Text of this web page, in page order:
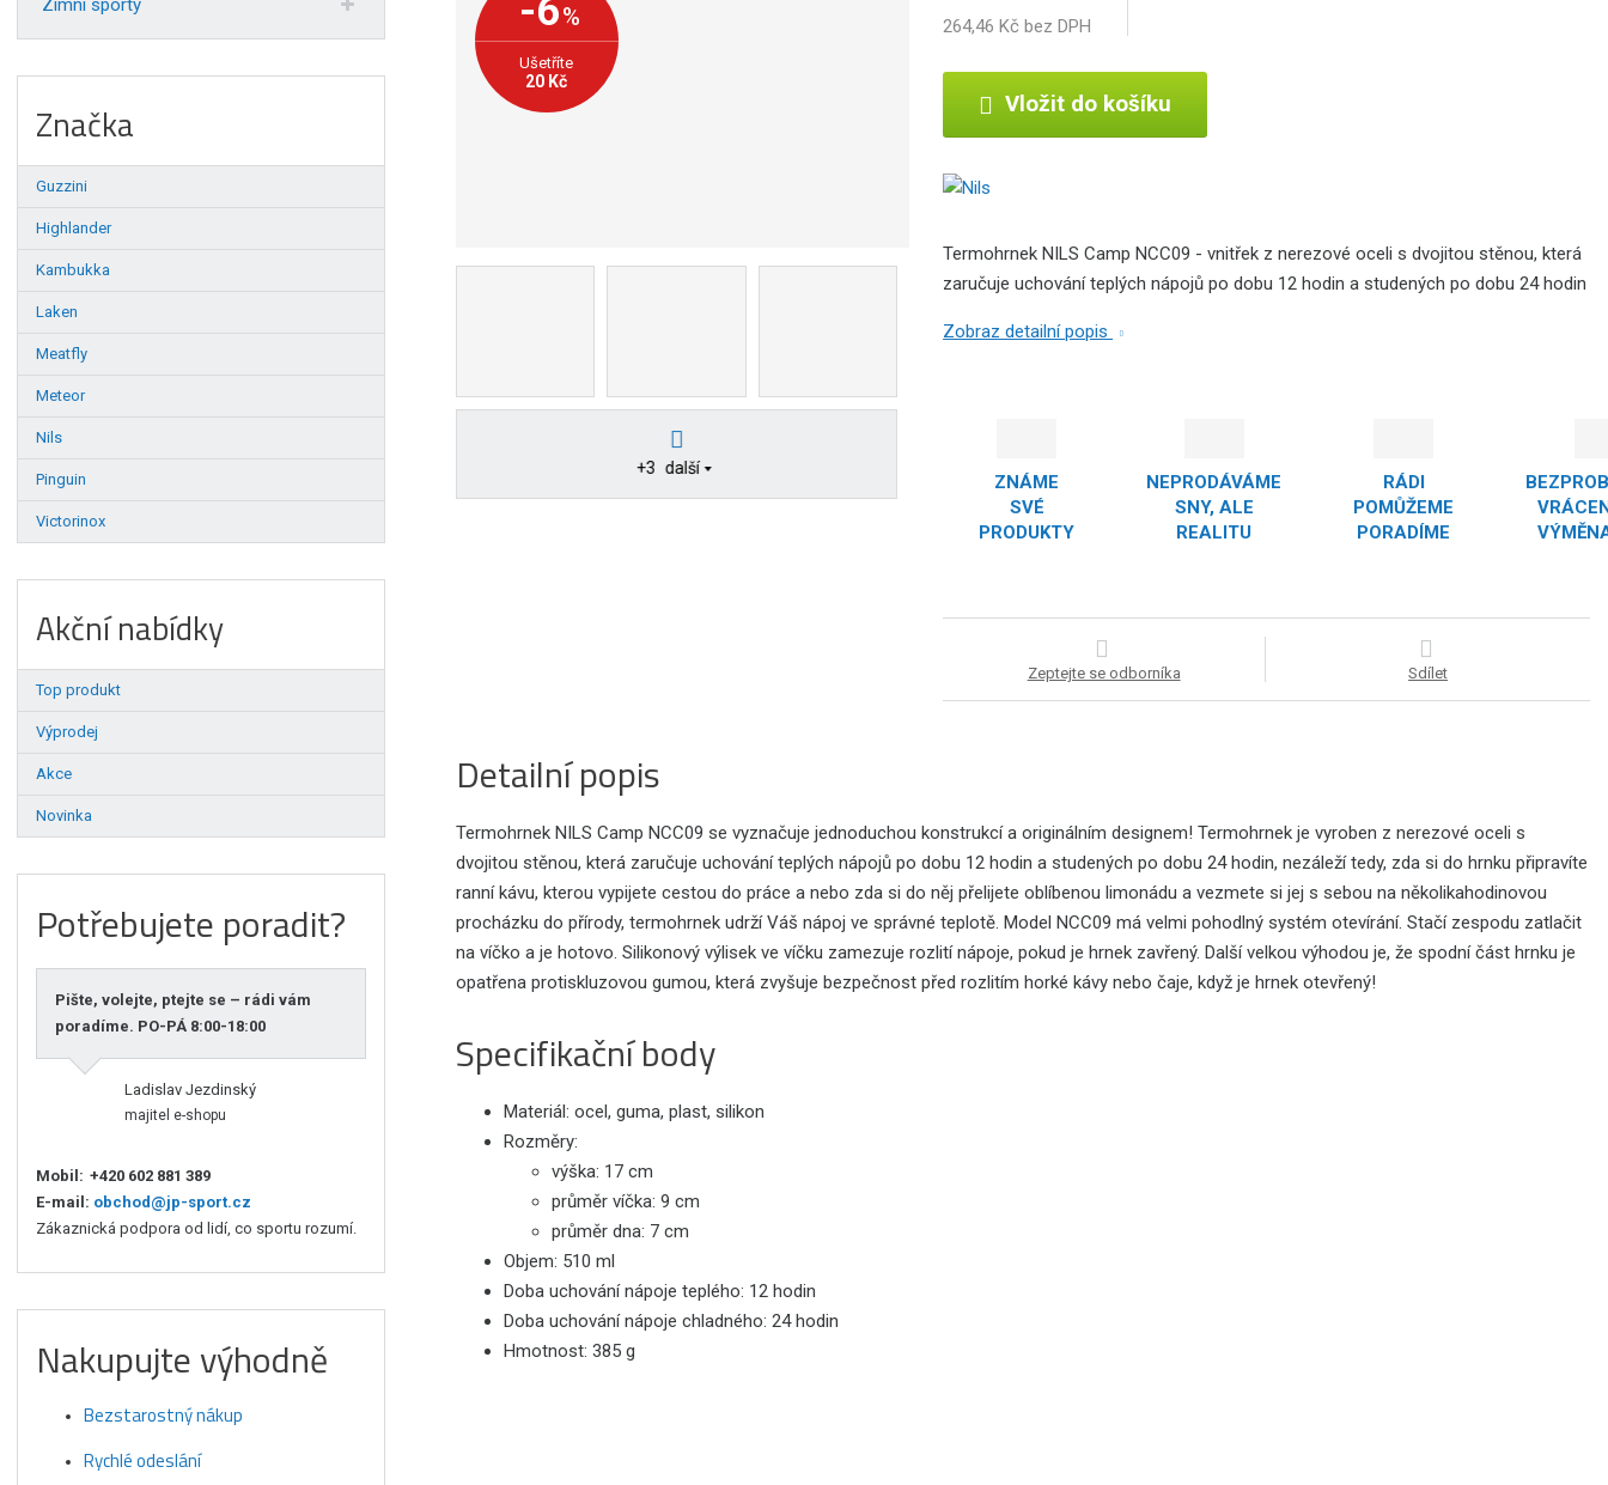
9
8
+3 další
-6%
Ušetříte
20 Kč
264,46 Kč bez DPH
Vložit do košíku
Termohrnek NILS Camp NCC09 - vnitřek z nerezové oceli s dvojitou stěnou, která
zaručuje uchování teplých nápojů po dobu 12 hodin a studených po dobu 24 hodin
Zobraz detailní popis
ZNÁME
SVÉ
PRODUKTY
NEPRODÁVÁME
SNY, ALE
REALITU
RÁDI
POMŮŽEME
PORADÍME
Zeptejte se odborníka Sdílet
Detailní popis
Termohrnek NILS Camp NCC09 se vyznačuje jednoduchou konstrukcí a originálním designem! Termohrnek je vyroben z nerezové oceli s
dvojitou stěnou, která zaručuje uchování teplých nápojů po dobu 12 hodin a studených po dobu 24 hodin, nezáleží tedy, zda si do hrnku připravíte
ranní kávu, kterou vypijete cestou do práce a nebo zda si do něj přelijete oblíbenou limonádu a vezmete si jej s sebou na několikahodinovou
procházku do přírody, termohrnek udrží Váš nápoj ve správné teplotě. Model NCC09 má velmi pohodlný systém otevírání. Stačí zespodu zatlačit
na víčko a je hotovo. Silikonový výlisek ve víčku zamezuje rozlití nápoje, pokud je hrnek zavřený. Další velkou výhodou je, že spodní část hrnku je
opatřena protiskluzovou gumou, která zvyšuje bezpečnost před rozlitím horké kávy nebo čaje, když je hrnek otevřený!
Specifikační body
Materiál: ocel, guma, plast, silikon
Rozměry:
výška: 17 cm
průměr víčka: 9 cm
průměr dna: 7 cm
Objem: 510 ml
Doba uchování nápoje teplého: 12 hodin
Doba uchování nápoje chladného: 24 hodin
Hmotnost: 385 g
Zimní sporty
Značka
Guzzini
Highlander
Kambukka
Laken
Meatfly
Meteor
Nils
Pinguin
Victorinox
Akční nabídky
Top produkt
Výprodej
Akce
Novinka
Potřebujete poradit?
Pište, volejte, ptejte se – rádi vám
poradíme. PO-PÁ 8:00-18:00
Ladislav Jezdinský
majitel e-shopu
Mobil: +420 602 881 389
E-mail: obchod@jp-sport.cz
Zákaznická podpora od lidí, co sportu rozumí.
Nakupujte výhodně
Bezstarostný nákup
Rychlé odeslání